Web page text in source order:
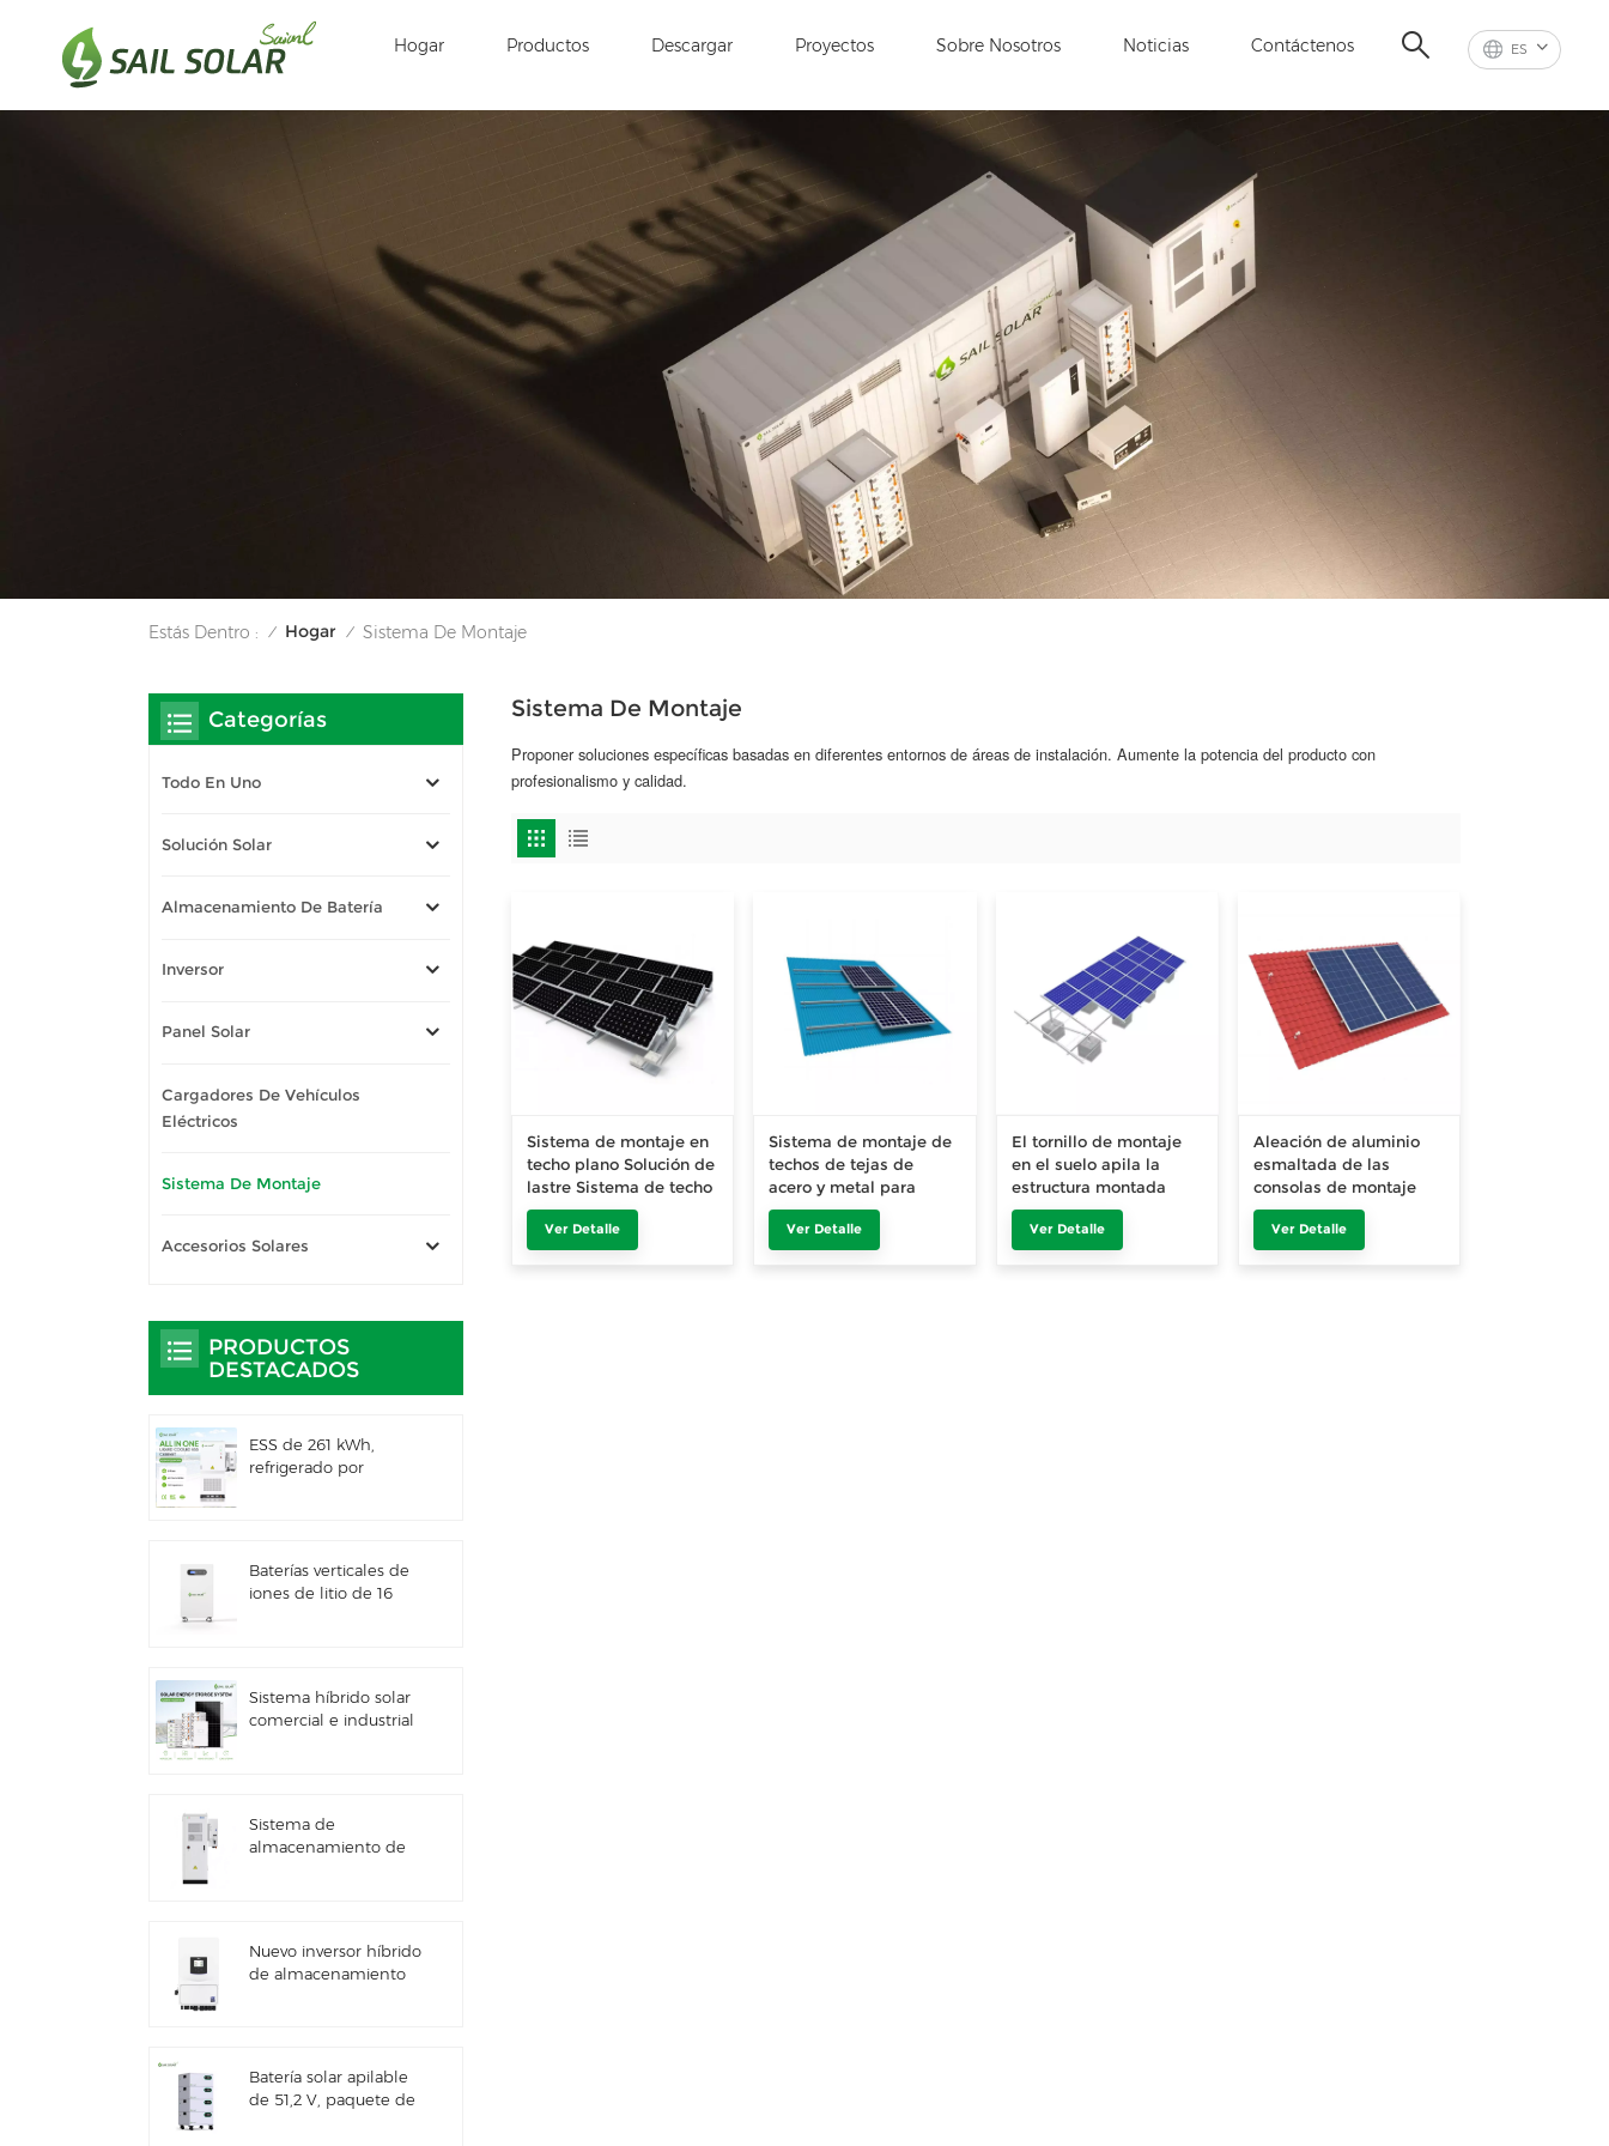
ES
Hogar Productos Descargar Proyectos Sobre Nosotros Noticias Contáctenos
Estás Dentro : / Hogar / Sistema De Montaje
Sistema De Montaje
Proponer soluciones específicas basadas en diferentes entornos de áreas de instalación. Aumente la potencia del producto con
profesionalismo y calidad.
Sistema de montaje en
techo plano Solución de
lastre Sistema de techo
plano Soporte de
abrazadera
Ver Detalle
Sistema de montaje de
techos de tejas de
acero y metal para
techos de fábricas y
almacenes
Ver Detalle
El tornillo de montaje
en el suelo apila la
estructura montada
solar con bloques de
cemento
Ver Detalle
Aleación de aluminio
esmaltada de las
consolas de montaje
del tejado de teja para
el uso residencial de la
Sistema Solar
Ver Detalle
Categorías
Todo En Uno
Solución Solar
Almacenamiento De Batería
Inversor
Panel Solar
Cargadores De Vehículos
Eléctricos
Sistema De Montaje
Accesorios Solares
PRODUCTOS
DESTACADOS
ESS de 261 kWh,
refrigerado por
Baterías verticales de
iones de litio de 16
Sistema híbrido solar
comercial e industrial
Sistema de
almacenamiento de
gabinete para baterías
de litio de 60 kWh,
Nuevo inversor híbrido
de almacenamiento
Batería solar apilable
de 51,2 V, paquete de